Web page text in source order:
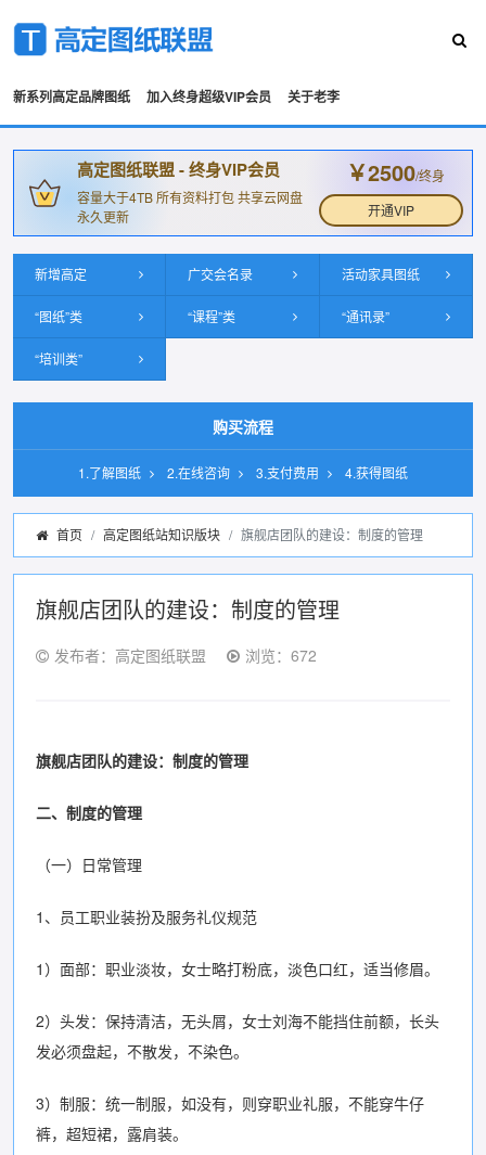
新系列高定品牌图纸 加入终身超级VIP会员 关于老李
高定图纸联盟 - 终身VIP会员
容量大于4TB 所有资料打包 共享云网盘
永久更新
￥2500/终身
开通VIP
新增高定 广交会名录 活动家具图纸
“图纸”类 “课程”类 “通讯录”
“培训类”
购买流程
1.了解图纸 2.在线咨询 3.支付费用 4.获得图纸
首页 高定图纸站知识版块 旗舰店团队的建设：制度的管理
旗舰店团队的建设：制度的管理
发布者：高定图纸联盟 浏览：672
旗舰店团队的建设：制度的管理
二、制度的管理
（一）日常管理
1、员工职业装扮及服务礼仪规范
1）面部：职业淡妆，女士略打粉底，淡色口红，适当修眉。
2）头发：保持清洁，无头屑，女士刘海不能挡住前额，长头
发必须盘起，不散发，不染色。
3）制服：统一制服，如没有，则穿职业礼服，不能穿牛仔
裤，超短裙，露肩装。